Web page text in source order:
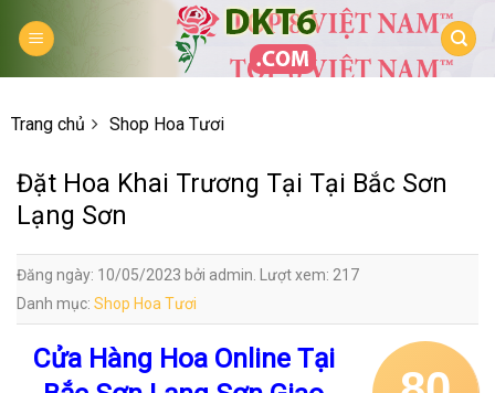
Trang chủ Shop Hoa Tươi
Đặt Hoa Khai Trương Tại Tại Bắc Sơn
Lạng Sơn
Đăng ngày: 10/05/2023 bởi admin. Lượt xem: 217
Danh mục: Shop Hoa Tươi
Cửa Hàng Hoa Online Tại